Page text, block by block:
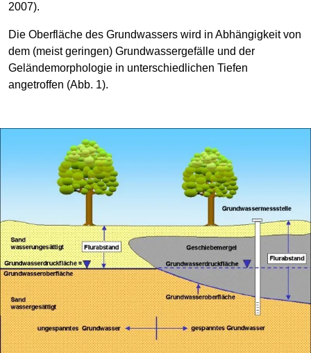
2007).
Die Oberfläche des Grundwassers wird in Abhängigkeit von
dem (meist geringen) Grundwassergefälle und der
Geländemorphologie in unterschiedlichen Tiefen
angetroffen (Abb. 1).